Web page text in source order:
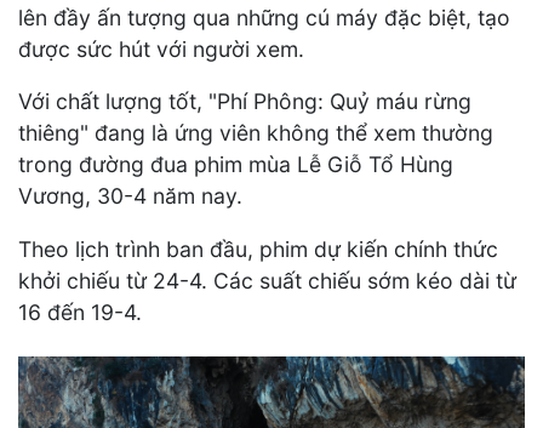
lên đầy ấn tượng qua những cú máy đặc biệt, tạo
được sức hút với người xem.
Với chất lượng tốt, "Phí Phông: Quỷ máu rừng
thiêng" đang là ứng viên không thể xem thường
trong đường đua phim mùa Lễ Giỗ Tổ Hùng
Vương, 30-4 năm nay.
Theo lịch trình ban đầu, phim dự kiến chính thức
khởi chiếu từ 24-4. Các suất chiếu sớm kéo dài từ
16 đến 19-4.